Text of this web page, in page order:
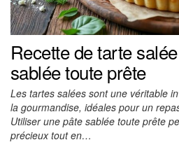
Recette de tarte
sablée toute prête
Les tartes salées sont une véritable
la gourmandise, idéales pour un
Utiliser une pâte sablée toute prête
précieux tout en…